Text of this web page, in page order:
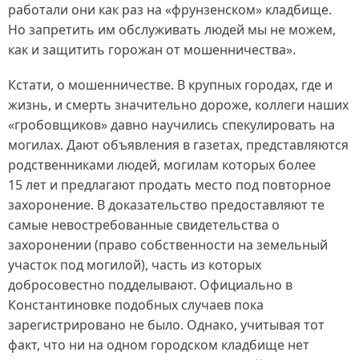
работали они как раз на «фрунзенском» кладбище.
Но запретить им обслуживать людей мы не можем,
как и защитить горожан от мошенничества».
Кстати, о мошенничестве. В крупных городах, где и
жизнь, и смерть значительно дороже, коллеги наших
«гробовщиков» давно научились спекулировать на
могилах. Дают объявления в газетах, представляются
родственниками людей, могилам которых более
15 лет и предлагают продать место под повторное
захоронение. В доказательство предоставляют те
самые невостребованные свидетельства о
захоронении (право собственности на земельный
участок под могилой), часть из которых
добросовестно подделывают. Официально в
Константиновке подобных случаев пока
зарегистрировано не было. Однако, учитывая тот
факт, что ни на одном городском кладбище нет